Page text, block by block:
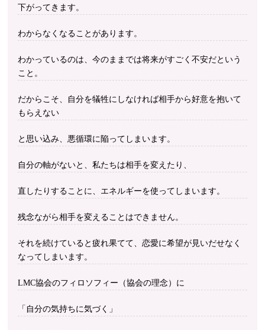
下がってきます。
わからなくなることがあります。
わかっているのは、今のままでは将来がすごく不安だという
こと。
だからこそ、自分を犠牲にしなければ相手から好意を抱いて
もらえない
と思い込み、悪循環に陥ってしまいます。
自分の軸がないと、私たちは相手を変えたり、
直したりすることに、エネルギーを使ってしまいます。
残念ながら相手を変えることはできません。
それを続けていると疲れ果てて、恋愛に希望が見いだせなく
なってしまいます。
LMC協会のフィロソフィー（協会の理念）に
「自分の気持ちに気づく」